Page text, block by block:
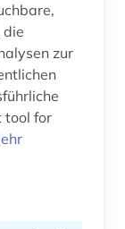
zur
tool for